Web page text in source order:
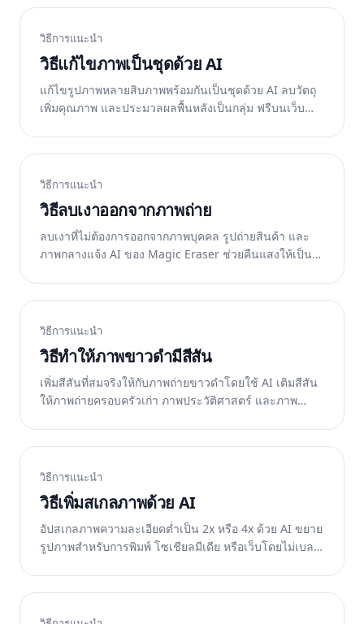
วิธีการแนะนำ
วิธีแก้ไขภาพเป็นชุดด้วย AI
แก้ไขรูปภาพหลายสิบภาพพร้อมกันเป็นชุดด้วย AI ลบวัตถุ
เพิ่มคุณภาพ และประมวลผลพื้นหลังเป็นกลุ่ม ฟรีบนเว็บ
วิธีการแนะนำ
วิธีลบเงาออกจากภาพถ่าย
ลบเงาที่ไม่ต้องการออกจากภาพบุคคล รูปถ่ายสินค้า และ
ภาพกลางแจ้ง AI ของ Magic Eraser ช่วยคืนแสงให้เป็น
วิธีการแนะนำ
วิธีทำให้ภาพขาวดำมีสีสัน
เพิ่มสีสันที่สมจริงให้กับภาพถ่ายขาวดำโดยใช้ AI เติมสีสัน
ให้ภาพถ่ายครอบครัวเก่า ภาพประวัติศาสตร์ และภาพ
วิธีการแนะนำ
วิธีเพิ่มสเกลภาพด้วย AI
อัปสเกลภาพความละเอียดต่ำเป็น 2x หรือ 4x ด้วย AI ขยาย
รูปภาพสำหรับการพิมพ์ โซเชียลมีเดีย หรือเว็บโดยไม่เบลอ